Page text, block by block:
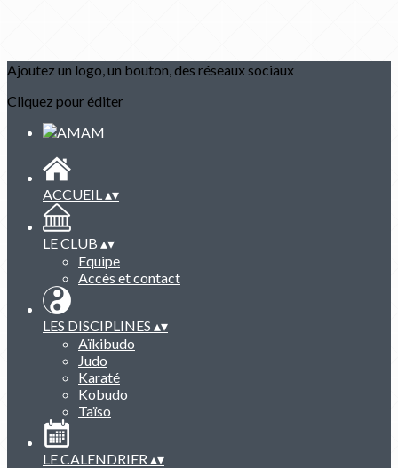
Ajoutez un logo, un bouton, des réseaux sociaux
Cliquez pour éditer
ACCUEIL▴▾
LE CLUB ▴▾
Equipe
Accès et contact
LES DISCIPLINES ▴▾
Aïkibudo
Judo
Karaté
Kobudo
Taïso
LE CALENDRIER▴▾